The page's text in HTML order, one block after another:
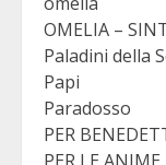
OMELIA –
Paladini della
Papi
Paradosso
PER